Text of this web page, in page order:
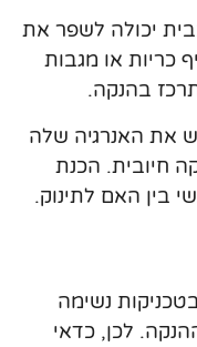
יכולה לשפר את
כריות או מגבות
בהנקה.
את האנרגיה שלה
חיובית. הכנת
בין האם לתינוק.
נשימה
לכן, כדאי